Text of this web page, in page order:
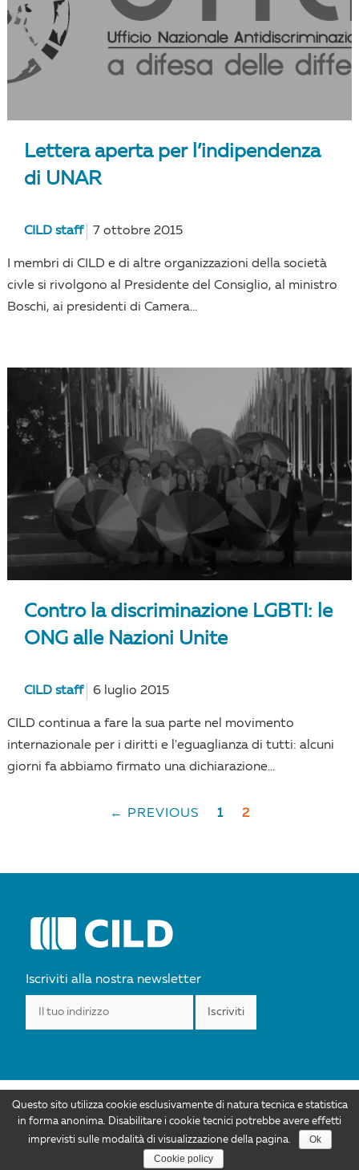
Lettera aperta per l’indipendenza
di UNAR
CILD staff 7 ottobre 2015
I membri di CILD e di altre organizzazioni della società
civle si rivolgono al Presidente del Consiglio, al ministro
Boschi, ai presidenti di Camera...
Contro la discriminazione LGBTI: le
ONG alle Nazioni Unite
CILD staff 6 luglio 2015
CILD continua a fare la sua parte nel movimento
internazionale per i diritti e l'eguaglianza di tutti: alcuni
giorni fa abbiamo firmato una dichiarazione...
← PREVIOUS 1 2
Iscriviti alla nostra newsletter
Attribuzione 4.0 Internazionale. Autorizzazioni ulteriori rispetto allo scopo di
questa licenza sono disponibili all'indirizzo info@cild.eu |Privacy policy
Questo sito utilizza cookie esclusivamente di natura tecnica e statistica
in forma anonima. Disabilitare i cookie tecnici potrebbe avere effetti
imprevisti sulle modalità di visualizzazione della pagina.
Ok
Cookie policy